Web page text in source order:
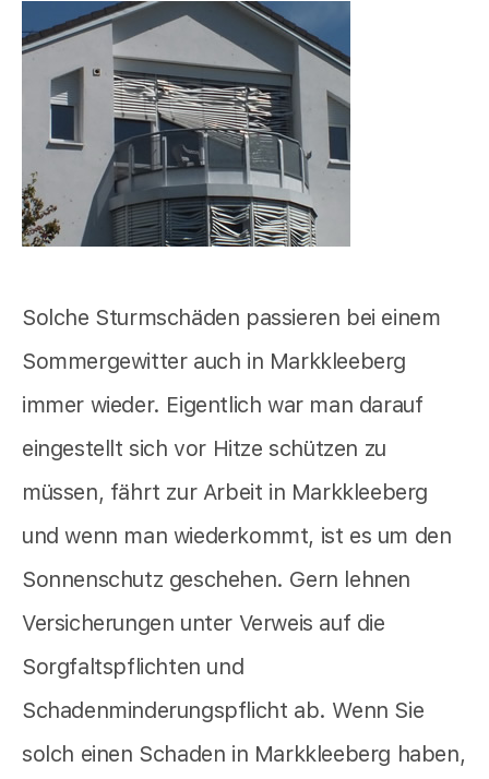
Solche Sturmschäden passieren bei einem
Sommergewitter auch in Markkleeberg
immer wieder. Eigentlich war man darauf
eingestellt sich vor Hitze schützen zu
müssen, fährt zur Arbeit in Markkleeberg
und wenn man wiederkommt, ist es um den
Sonnenschutz geschehen. Gern lehnen
Versicherungen unter Verweis auf die
Sorgfaltspflichten und
Schadenminderungspflicht ab. Wenn Sie
solch einen Schaden in Markkleeberg haben,